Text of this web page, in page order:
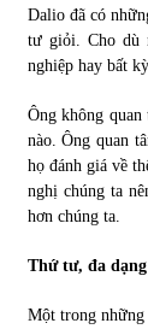
Dalio đã có
tư giỏi. Cho dù
nghiệp hay bất
Ông không
nào. Ông quan
họ đánh giá về
nghị chúng ta
hơn chúng ta.
Thứ tư, đa
Một trong những